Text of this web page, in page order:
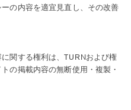
の内容を適宜見直し、その改善
関する権利は、TURNおよび権
の掲載内容の無断使用・複製・